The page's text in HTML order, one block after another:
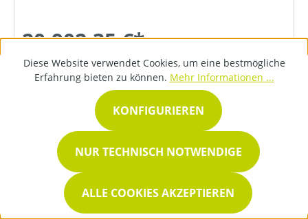
20.902,35 €*
DETAILS
Diese Website verwendet Cookies, um eine bestmögliche
Erfahrung bieten zu können. Mehr Informationen ...
NUR TECHNISCH NOTWENDIGE
KONFIGURIEREN
ALLE COOKIES AKZEPTIEREN